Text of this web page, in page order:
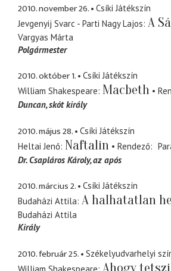
2010. november 26.
Csíki Játékszín
Jevgenyij Svarc - Parti Nagy Lajos A
Vargyas Márta
Polgármester
2010. október 1.
Csíki Játékszín
William Shakespeare Macbeth
Duncan skót király
2010. május 28.
Csíki Játékszín
Heltai Jenő Naftalin Rendező
Dr. Csapláros Károly az após
2010. március 2.
Csíki Játékszín
Budaházi Attila A halhatatlan
Budaházi Attila
Király
2010. február 25.
Székelyudvarhelyi